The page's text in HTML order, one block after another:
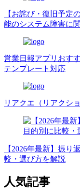
【お詫び・復旧予定
能のシステム障害に
営業日報アプリおす
テンプレート対応
リアクエ（リアクシ
【2026年最新】振り
較・選び方を解説
人気記事